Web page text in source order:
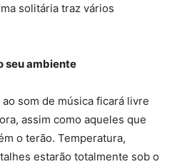
solitária traz vários
seu ambiente
som de música ficará livre
assim como aqueles que
o terão. Temperatura,
estarão totalmente sob o